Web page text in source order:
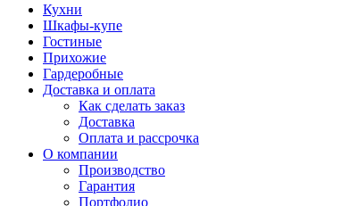
Кухни
Шкафы-купе
Гостиные
Прихожие
Гардеробные
Доставка и оплата
Как сделать заказ
Доставка
Оплата и рассрочка
О компании
Производство
Гарантия
Портфолио